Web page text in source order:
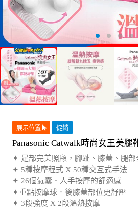
展示位置 促銷
Panasonic Catwalk時尚女王美腿
✦ 足部完美照顧，腳趾、膝蓋、腿部
✦ 5種按摩程式 X 50種交互式手法
✦ 26個氣囊．人手按摩的舒適感
✦重點按摩球．後膝蓋部位更舒壓
✦ 3段強度 X 2段溫熱按摩